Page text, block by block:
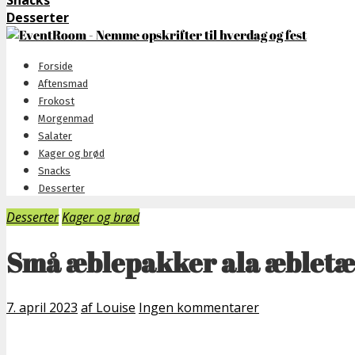
Desserter
Forside
Aftensmad
Frokost
Morgenmad
Salater
Kager og brød
Snacks
Desserter
DesserterKager og brød
Små æblepakker ala
7. april 2023 af Louise Ingen kommentarer